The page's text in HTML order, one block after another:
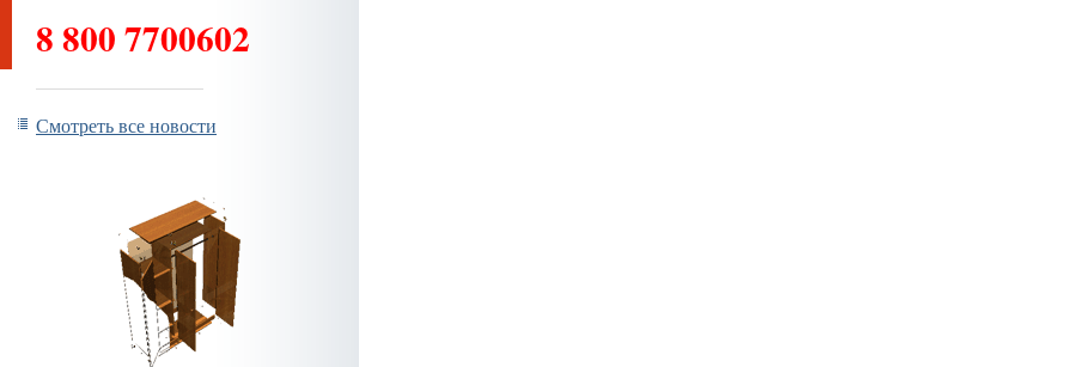
8 800 7700602
Смотреть все новости